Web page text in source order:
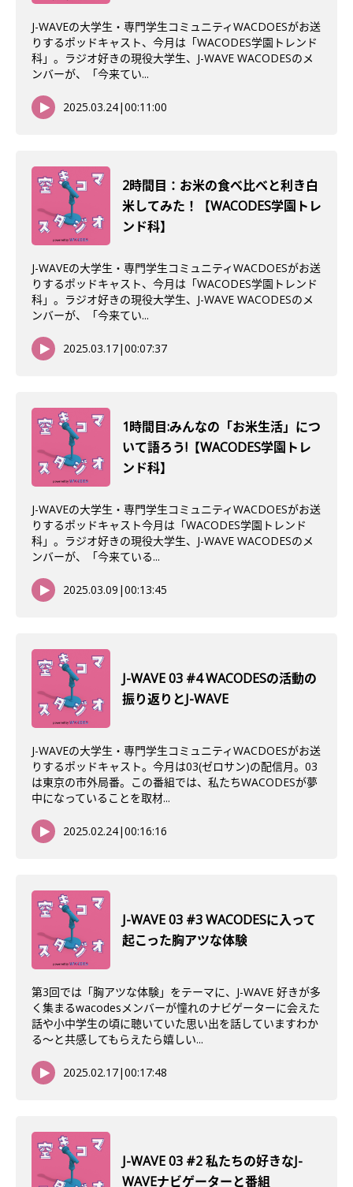
J-WAVEの大学生・専門学生コミュニティWACDOESがお送
りするポッドキャスト、今月は「WACODES学園トレンド
科」。ラジオ好きの現役大学生、J-WAVE WACODESのメ
ンバーが、「今来てい...
2025.03.24|00:11:00
2時間目：お米の食べ比べと利き白
米してみた！【WACODES学園トレ
ンド科】
J-WAVEの大学生・専門学生コミュニティWACDOESがお送
りするポッドキャスト、今月は「WACODES学園トレンド
科」。ラジオ好きの現役大学生、J-WAVE WACODESのメ
ンバーが、「今来てい...
2025.03.17|00:07:37
1時間目:みんなの「お米生活」につ
いて語ろう!【WACODES学園トレ
ンド科】
J-WAVEの大学生・専門学生コミュニティWACDOESがお送
りするポッドキャスト今月は「WACODES学園トレンド
科」。ラジオ好きの現役大学生、J-WAVE WACODESのメ
ンバーが、「今来ている...
2025.03.09 |00:13:45
J-WAVE 03 #4 WACODESの活動の
振り返りとJ-WAVE
J-WAVEの大学生・専門学生コミュニティWACDOESがお送
りするポッドキャスト。今月は03(ゼロサン)の配信月。03
は東京の市外局番。この番組では、私たちWACODESが夢
中になっていることを取材...
2025.02.24|00:16:16
J-WAVE 03 #3 WACODESに入って
起こった胸アツな体験
第3回では「胸アツな体験」をテーマに、J-WAVE 好きが多
く集まるwacodesメンバーが憧れのナビゲーターに会えた
話や小中学生の頃に聴いていた思い出を話していますわか
る〜と共感してもらえたら嬉しい...
2025.02.17|00:17:48
J-WAVE 03 #2 私たちの好きなJ-
WAVEナビゲーターと番組